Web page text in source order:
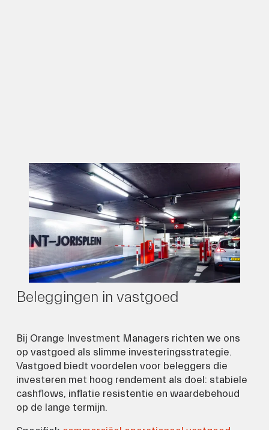
Beleggingen in vastgoed
Bij Orange Investment Managers richten we ons
op vastgoed als slimme investeringsstrategie.
Vastgoed biedt voordelen voor beleggers die
investeren met hoog rendement als doel: stabiele
cashflows, inflatie resistentie en waardebehoud
op de lange termijn.